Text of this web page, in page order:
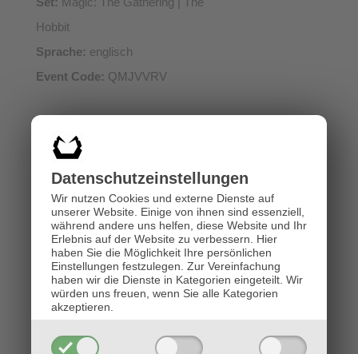
Datenschutz­einstellungen
Wir nutzen Cookies und externe Dienste auf
unserer Website. Einige von ihnen sind essenziell,
während andere uns helfen, diese Website und Ihr
Erlebnis auf der Website zu verbessern. Hier
haben Sie die Möglichkeit Ihre persönlichen
Einstellungen festzulegen. Zur Vereinfachung
haben wir die Dienste in Kategorien eingeteilt. Wir
würden uns freuen, wenn Sie alle Kategorien
akzeptieren.
Hobbit
Sprache: englisch
Event Code: QMJVVRV
Ihr draftet 3 Booster und spielt
danach ein 3-Runden-Turnier.
Startgeld:€ 24,-
Preise:Booster-Preise